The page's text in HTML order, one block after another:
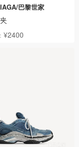
巴黎世家
¥2400